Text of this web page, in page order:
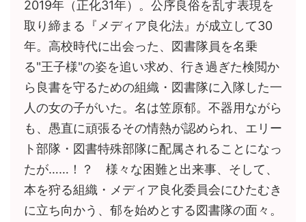
2019年（正化31年）。公序良俗を乱す表現を
取り締まる『メディア良化法』が成立して30
年。高校時代に出会った、図書隊員を名乗
る"王子様"の姿を追い求め、行き過ぎた検閲か
ら良書を守るための組織・図書隊に入隊した一
人の女の子がいた。名は笠原郁。不器用ながら
も、愚直に頑張るその情熱が認められ、エリー
ト部隊・図書特殊部隊に配属されることになっ
たが……！？ 様々な困難と出来事、そして、
本を狩る組織・メディア良化委員会にひたむき
に立ち向かう、郁を始めとする図書隊の面々。